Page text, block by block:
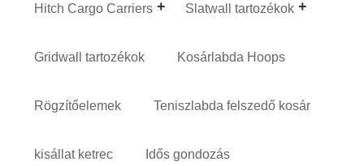
Hitch Cargo Carriers Slatwall tartozékok
Gridwall tartozékok Kosárlabda Hoops
Rögzítőelemek Teniszlabda felszedő kosár
kisállat ketrec Idős gondozás